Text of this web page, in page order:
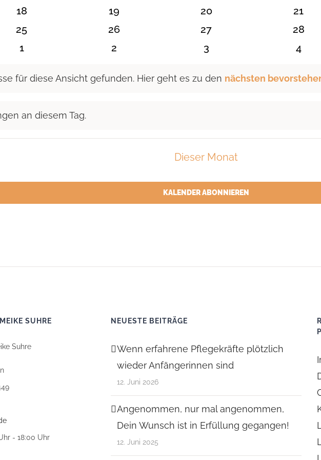
Veranstaltungen
Veranstaltungen
Veranstaltungen
0
Veranstaltungen
18
0
Veranstaltungen
19
0
Veranstaltungen
20
0
21
0
Veranstaltungen
25
0
Veranstaltungen
26
0
Veranstaltungen
27
0
28
0
1
0
2
0
3
0
4
für diese Ansicht gefunden. Hier geht es zu den nächsten
an diesem Tag.
Dieser Monat
KALENDER ABONNIEREN
SUHRE
Suhre
- 18:00 Uhr
NEUESTE BEITRÄGE
Wenn erfahrene Pflegekräfte plötzlich
wieder Anfängerinnen sind
12. Juni 2026
Angenommen, nur mal angenommen,
Dein Wunsch ist in Erfüllung gegangen!
12. Juni 2025